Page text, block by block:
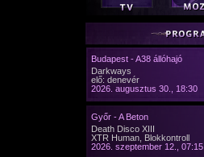
Budapest - A38 állóhajó
Darkways
elő: denevér
2026. augusztus 30., 18:30
Győr - A Beton
Death Disco XIII
XTR Human, Blokkontroll
2026. szeptember 12., 07:15